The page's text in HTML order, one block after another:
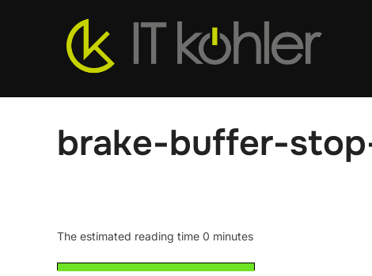
brake-buffer-
The estimated reading time 0 minutes